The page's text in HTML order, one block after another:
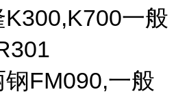
一般
FM090,一般